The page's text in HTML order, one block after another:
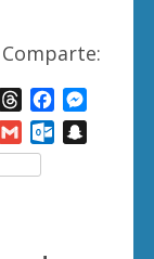
Telegram
ThreadsFacebook
Email GmailOutlook.com